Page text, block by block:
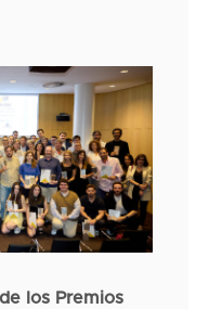
los Premios